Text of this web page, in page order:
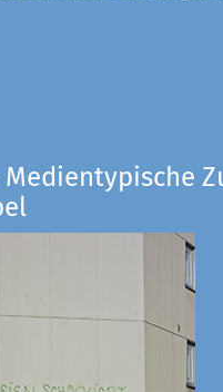
Medientypische